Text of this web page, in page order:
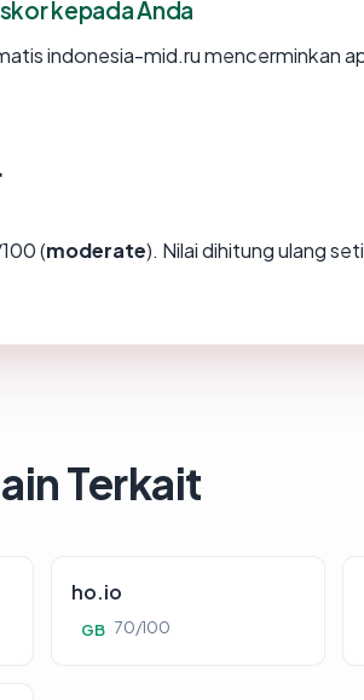
kepada Anda
indonesia-mid.ru mencerminkan
(moderate). Nilai dihitung ulang
Terkait
ho.io
GB 70/100